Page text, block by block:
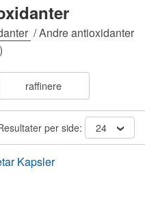
/Andre antioxidanter
raffinere
per side: 24
Kapsler